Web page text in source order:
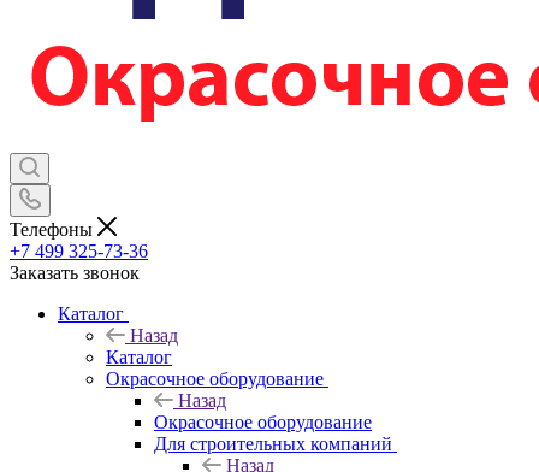
Телефоны
+7 499 325-73-36
Заказать звонок
Каталог
Назад
Каталог
Окрасочное оборудование
Назад
Окрасочное оборудование
Для строительных компаний
Назад